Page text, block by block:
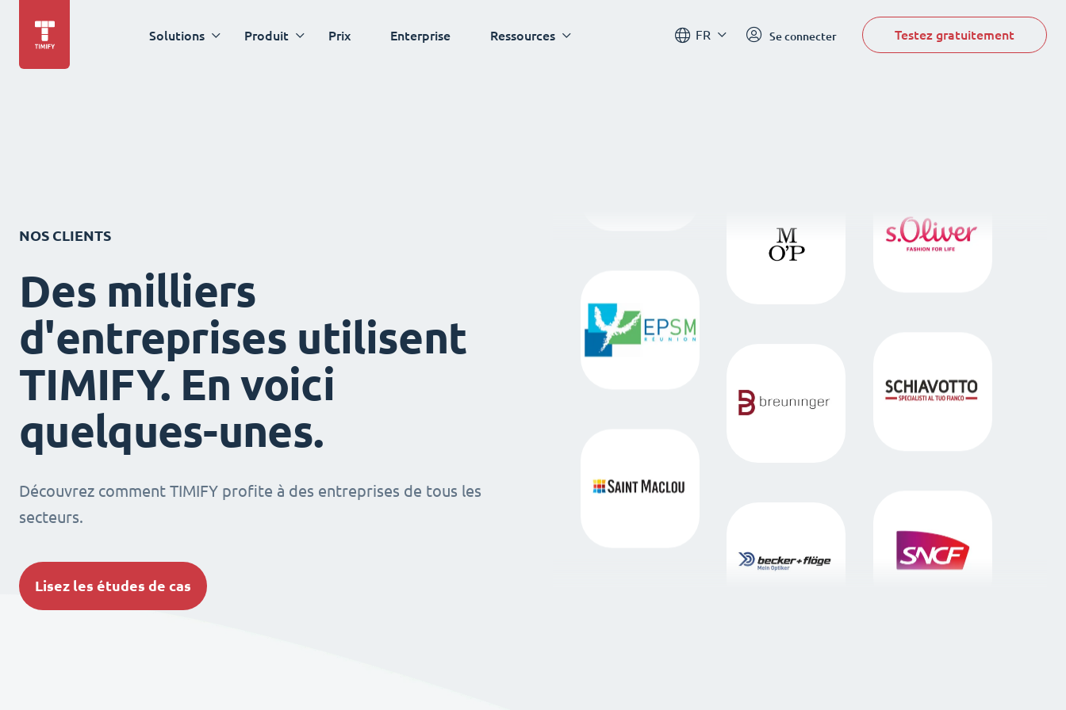
Solutions Produit Prix Enterprise Ressources FR Se connecter Testez gratuitement
NOS CLIENTS
Des milliers
d'entreprises utilisent
TIMIFY. En voici
quelques-unes.
Découvrez comment TIMIFY profite à des entreprises de tous les
secteurs.
Lisez les études de cas